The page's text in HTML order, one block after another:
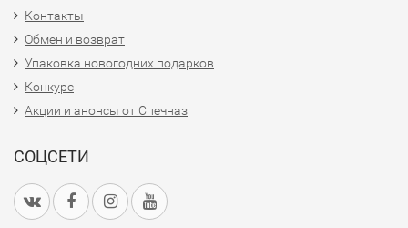
Контакты
Обмен и возврат
Упаковка новогодних подарков
Конкурс
Акции и анонсы от Спечназ
СОЦСЕТИ